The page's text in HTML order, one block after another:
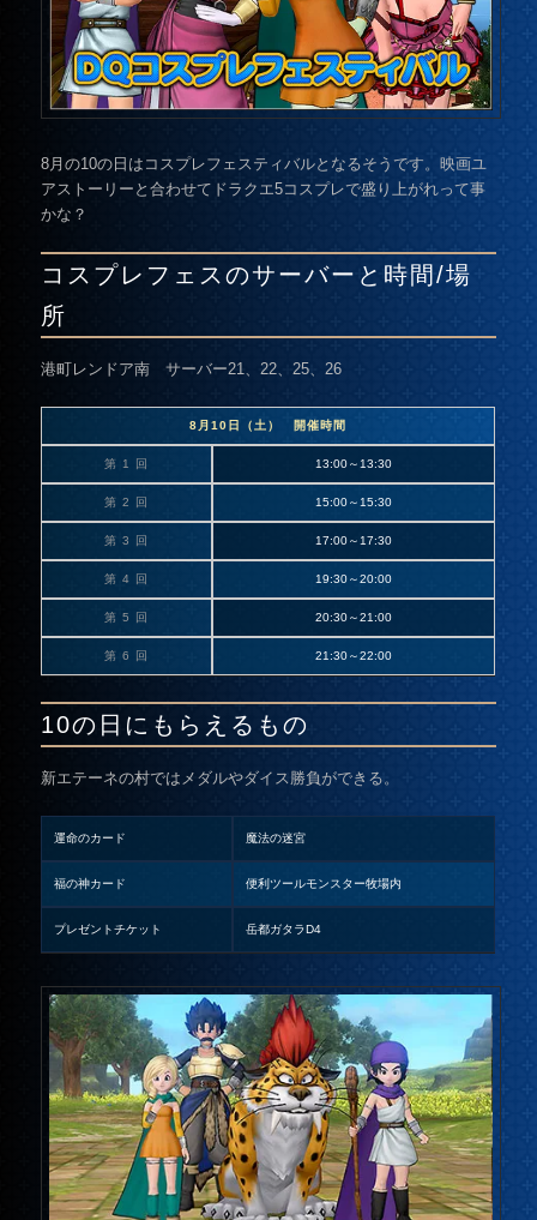
8月の10の日はコスプレフェスティバルとなるそうです。映画ユ
アストーリーと合わせてドラクエ5コスプレで盛り上がれって事
かな？
コスプレフェスのサーバーと時間/場
所
港町レンドア南 サーバー21、22、25、26
8月10日（土） 開催時間
第 1 回 13:00～13:30
第 2 回 15:00～15:30
第 3 回 17:00～17:30
第 4 回 19:30～20:00
第 5 回 20:30～21:00
第 6 回 21:30～22:00
10の日にもらえるもの
新エテーネの村ではメダルやダイス勝負ができる。
運命のカード 魔法の迷宮
福の神カード 便利ツールモンスター牧場内
プレゼントチケット 岳都ガタラD4